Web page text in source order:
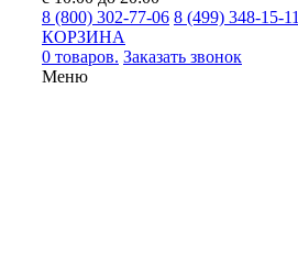
8 (800) 302-77-06 8 (499) 348-15-11
КОРЗИНА
0 товаров. Заказать звонок
Меню